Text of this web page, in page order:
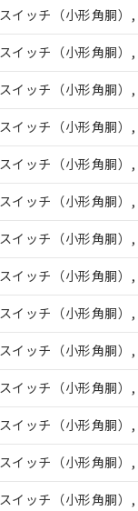
イッチ（小形角胴
イッチ（小形角胴
イッチ（小形角胴
イッチ（小形角胴
イッチ（小形角胴
イッチ（小形角胴
イッチ（小形角胴
イッチ（小形角胴
イッチ（小形角胴
イッチ（小形角胴
イッチ（小形角胴
イッチ（小形角胴
イッチ（小形角胴
イッチ（小形角胴
記
号
説明
○ 一定数以上の
△ 一定数には満
－
在庫なし(最新
機器販売店・
空
受注生産機種
利用条件
の条件をお読みいた
本サービスは、当
くものです。
当社制御機器事業
在庫状況および標
のであり、閲覧さ
い。
正式な納期状況お
当社販売員にご相
オムロン制御機器
在庫状況および標
す。
マイパーツ機能（
ている必要があり
お客様が当ウェブ
が、当社の製品・
さい。
※当社の共同利用者
いる法人を指します